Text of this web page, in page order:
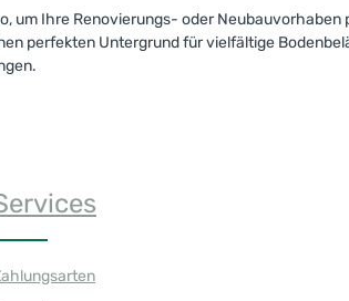
um Ihre Renovierungs- oder
perfekten Untergrund für vielfältige